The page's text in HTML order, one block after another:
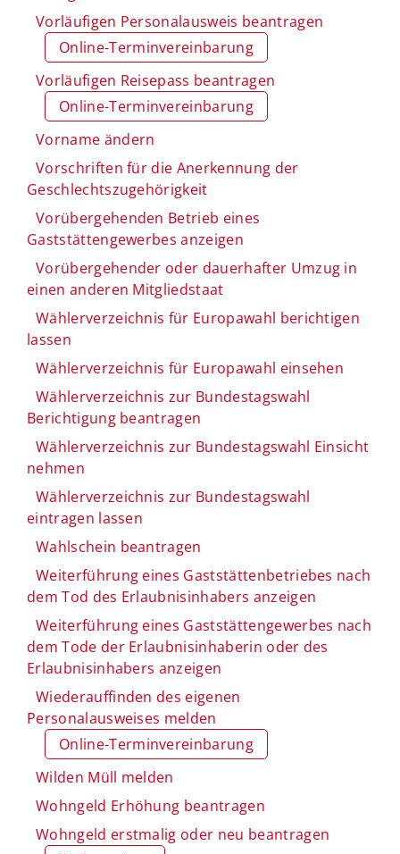
Vorläufigen Personalausweis beantragen
Online-Terminvereinbarung
Vorläufigen Reisepass beantragen
Online-Terminvereinbarung
Vorname ändern
Vorschriften für die Anerkennung der
Geschlechtszugehörigkeit
Vorübergehenden Betrieb eines
Gaststättengewerbes anzeigen
Vorübergehender oder dauerhafter Umzug in
einen anderen Mitgliedstaat
Wählerverzeichnis für Europawahl berichtigen
lassen
Wählerverzeichnis für Europawahl einsehen
Wählerverzeichnis zur Bundestagswahl
Berichtigung beantragen
Wählerverzeichnis zur Bundestagswahl Einsicht
nehmen
Wählerverzeichnis zur Bundestagswahl
eintragen lassen
Wahlschein beantragen
Weiterführung eines Gaststättenbetriebes nach
dem Tod des Erlaubnisinhabers anzeigen
Weiterführung eines Gaststättengewerbes nach
dem Tode der Erlaubnisinhaberin oder des
Erlaubnisinhabers anzeigen
Wiederauffinden des eigenen
Personalausweises melden
Online-Terminvereinbarung
Wilden Müll melden
Wohngeld Erhöhung beantragen
Wohngeld erstmalig oder neu beantragen